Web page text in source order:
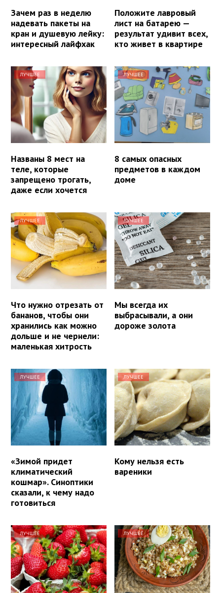
Зачем раз в неделю
надевать пакеты на
кран и душевую лейку:
интересный лайфхак
Положите лавровый
лист на батарею —
результат удивит всех,
кто живет в квартире
ЛУЧШЕЕ
Названы 8 мест на
теле, которые
запрещено трогать,
даже если хочется
ЛУЧШЕЕ
8 самых опасных
предметов в каждом
доме
ЛУЧШЕЕ
Что нужно отрезать от
бананов, чтобы они
хранились как можно
дольше и не чернели:
маленькая хитрость
ЛУЧШЕЕ
Мы всегда их
выбрасывали, а они
дороже золота
ЛУЧШЕЕ
«Зимой придет
климатический
кошмар». Синоптики
сказали, к чему надо
готовиться
ЛУЧШЕЕ
Кому нельзя есть
вареники
ЛУЧШЕЕ ЛУЧШЕЕ